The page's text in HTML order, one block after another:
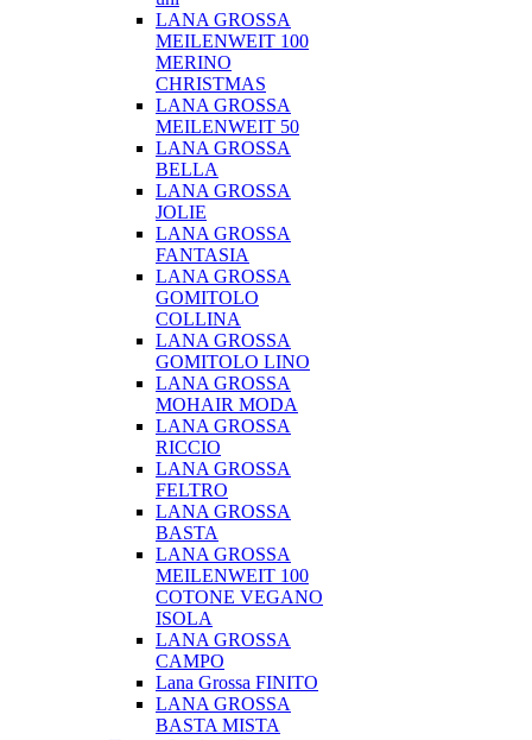
LANA GROSSA
MEILENWEIT 100
MERINO
CHRISTMAS
LANA GROSSA
MEILENWEIT 50
LANA GROSSA
BELLA
LANA GROSSA
JOLIE
LANA GROSSA
FANTASIA
LANA GROSSA
GOMITOLO
COLLINA
LANA GROSSA
GOMITOLO LINO
LANA GROSSA
MOHAIR MODA
LANA GROSSA
RICCIO
LANA GROSSA
FELTRO
LANA GROSSA
BASTA
LANA GROSSA
MEILENWEIT 100
COTONE VEGANO
ISOLA
LANA GROSSA
CAMPO
Lana Grossa FINITO
LANA GROSSA
BASTA MISTA